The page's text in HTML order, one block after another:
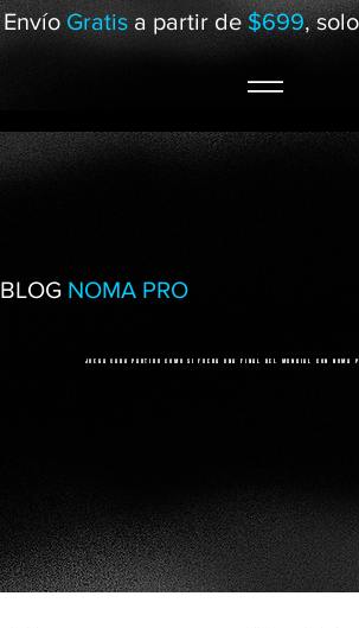
EnvíoGratisa partir de$699,
BLOG NOMA PRO
JUEGA CADA PARTIDO COMO SI FUERA UNA FINAL DEL MUNDIAL CON NOMA